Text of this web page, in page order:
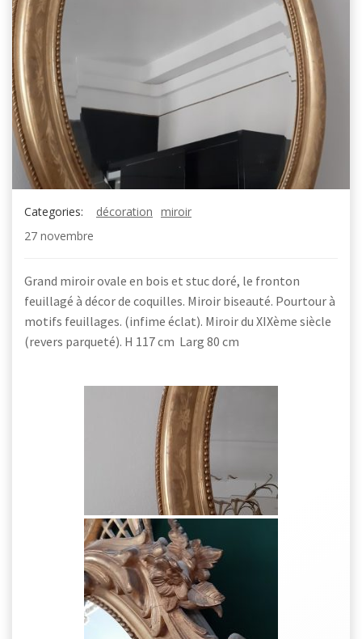
Categories: décoration miroir
27 novembre
Grand miroir ovale en bois et stuc doré, le fronton
feuillagé à décor de coquilles. Miroir biseauté. Pourtour à
motifs feuillages. (infime éclat). Miroir du XIXème siècle
(revers parqueté). H 117 cm Larg 80 cm